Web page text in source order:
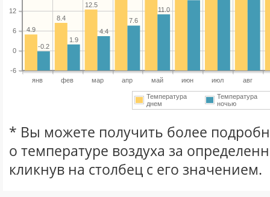
янв фев мар апр май июн июл авг
-6
0
6
12
12.5
8.4
4.9
11.0
7.6
4.4
1.9
-0.2
Температура
днем
Температура
ночью
* Вы можете получить более
о температуре воздуха за
кликнув на столбец с его значением.